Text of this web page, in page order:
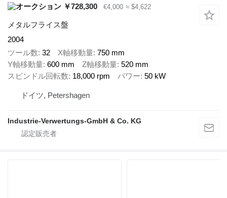
￥728,300 €4,000 ≈ $4,622
メタルフライス盤
2004
ツール数 32 X軸移動量 750 mm
Y軸移動量 600 mm Z軸移動量 520 mm
スピンドル回転数 18,000 rpm パワー 50 kW
ドイツ, Petershagen
Industrie-Verwertungs-GmbH & Co. KG